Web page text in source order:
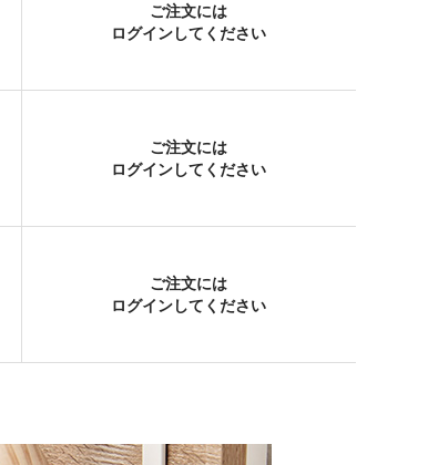
ご注文には
ログインしてください
ご注文には
ログインしてください
ご注文には
ログインしてください